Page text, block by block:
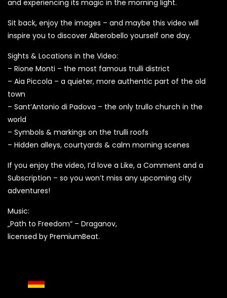
and experiencing its magic in the morning light.
Sit back, enjoy the images – and maybe this video will
inspire you to discover Alberobello yourself one day.
Sights & Locations in the Video:
– Rione Monti – the most famous trulli district
– Aia Piccola – a quieter, more authentic part of the old
town
– Sant’Antonio di Padova – the only trullo church in the
world
– Symbols & markings on the trulli roofs
– Hidden alleys, courtyards & calm morning scenes
If you enjoy the video, I’d love a Like, a Comment and a
Subscription – so you won’t miss any upcoming city
adventures!
Music:
„Path to Freedom“ – Draganov,
licensed by PremiumBeat.